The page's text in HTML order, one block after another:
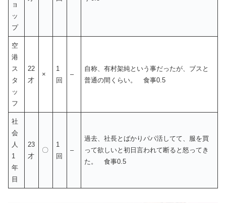
ョ
ッ
プ
空
港
ス
タ
ッ
フ
22
才
×
1
回
–
自称、有村架純という事だったが、ブスと
普通の間くらい。 食事0.5
社
会
人
1
年
目
23
才
〇
1
回
–
過去、社長とばかりパパ活してて、服を買
って欲しいと初日言われて断ると怒ってき
た。 食事0.5